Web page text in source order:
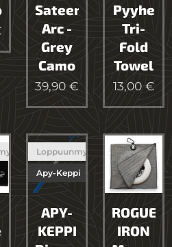
Sateenvarjo
Arc -
Grey
Camo
39,90 €
Pyyhe
Tri-
Fold
Towel
13,00€
APY-
KEPPI
Loppuunmyyty
Apy-Keppi
ROGUE
IRON